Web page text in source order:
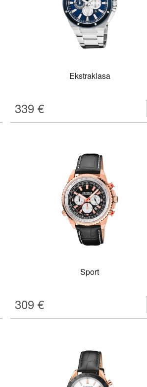
Ekstraklasa
339 €
Sport
309 €